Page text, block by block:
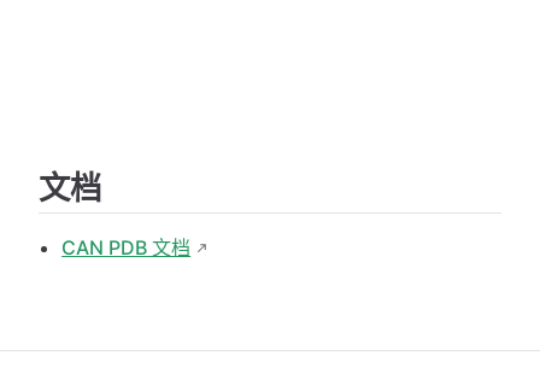
文档
CAN PDB 文档